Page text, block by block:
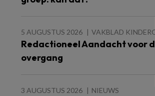
5 AUGUSTUS 2026 VAKBLAD
Redactioneel Aandacht voor
overgang
3 AUGUSTUS 2026 NIEUWS